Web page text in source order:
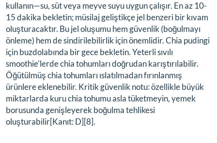
kullanın—su, süt veya meyve suyu uygun çalışır. En az 10-
15 dakika bekletin; müsilaj geliştikçe jel benzeri bir kıvam
oluşturacaktır. Bu jel oluşumu hem güvenlik (boğulmayı
önleme) hem de sindirilebilirlik için önemlidir. Chia pudingi
için buzdolabında bir gece bekletin. Yeterli sıvılı
smoothie'lerde chia tohumları doğrudan karıştırılabilir.
Öğütülmüş chia tohumları ıslatılmadan fırınlanmış
ürünlere eklenebilir. Kritik güvenlik notu: özellikle büyük
miktarlarda kuru chia tohumu asla tüketmeyin, yemek
borusunda genişleyerek boğulma tehlikesi
oluşturabilir[Kanıt: D][8].